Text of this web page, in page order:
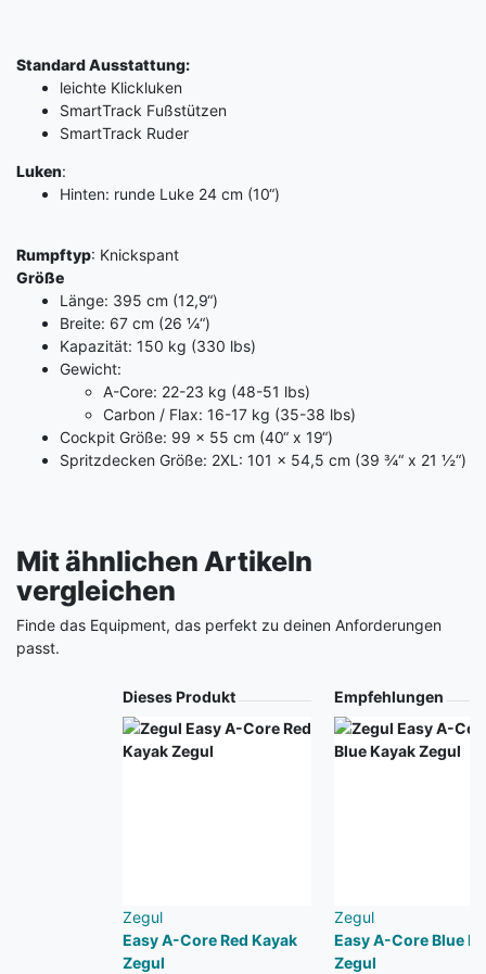
Standard Ausstattung:
leichte Klickluken
SmartTrack Fußstützen
SmartTrack Ruder
Luken:
Hinten: runde Luke 24 cm (10“)
Rumpftyp: Knickspant
Größe
Länge: 395 cm (12,9“)
Breite: 67 cm (26 ¼“)
Kapazität: 150 kg (330 lbs)
Gewicht:
A-Core: 22-23 kg (48-51 lbs)
Carbon / Flax: 16-17 kg (35-38 lbs)
Cockpit Größe: 99 x 55 cm (40“ x 19“)
Spritzdecken Größe: 2XL: 101 x 54,5 cm (39 ¾“ x 21 ½“)
Mit ähnlichen Artikeln
vergleichen
Finde das Equipment, das perfekt zu deinen Anforderungen
passt.
Dieses Produkt
Zegul
Easy A-Core Red Kayak
Zegul
Empfehlungen
Zegul
Easy A-Core Blue
Zegul